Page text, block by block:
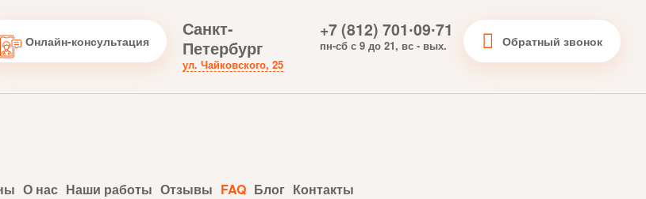
Онлайн-консультация
Санкт-
Петербург
ул. Чайковского, 25
+7 (812) 701∙09∙71
пн-сб с 9 до 21, вс - вых. Обратный звонок
О нас Наши работы Отзывы FAQ Блог Контакты